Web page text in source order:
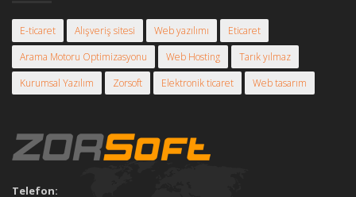
E-ticaret Alışveriş sitesi Web yazılımı
Eticaret
Arama Motoru Optimizasyonu
Web Hosting
Tarık yılmaz
Kurumsal Yazılım
Zorsoft Elektronik ticaret Web tasarım
Telefon: